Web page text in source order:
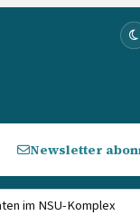
Newsletter
im NSU-Komplex